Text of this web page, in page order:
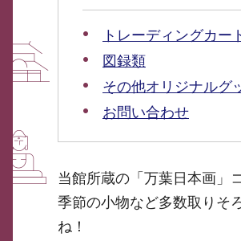
トレーディングカー
図録類
その他オリジナルグ
お問い合わせ
当館所蔵の「万葉日本画」
季節の小物など多数取りそ
ね！